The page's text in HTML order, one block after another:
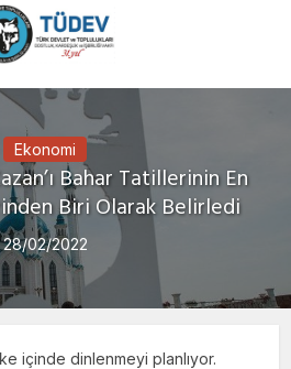
Ekonomi
Bahar Tatillerinin En
Biri Olarak Belirledi
28/02/2022
içinde dinlenmeyi planlıyor.